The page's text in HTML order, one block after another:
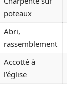
poteaux
Abri,
rassemblement
Accotté à
l’église